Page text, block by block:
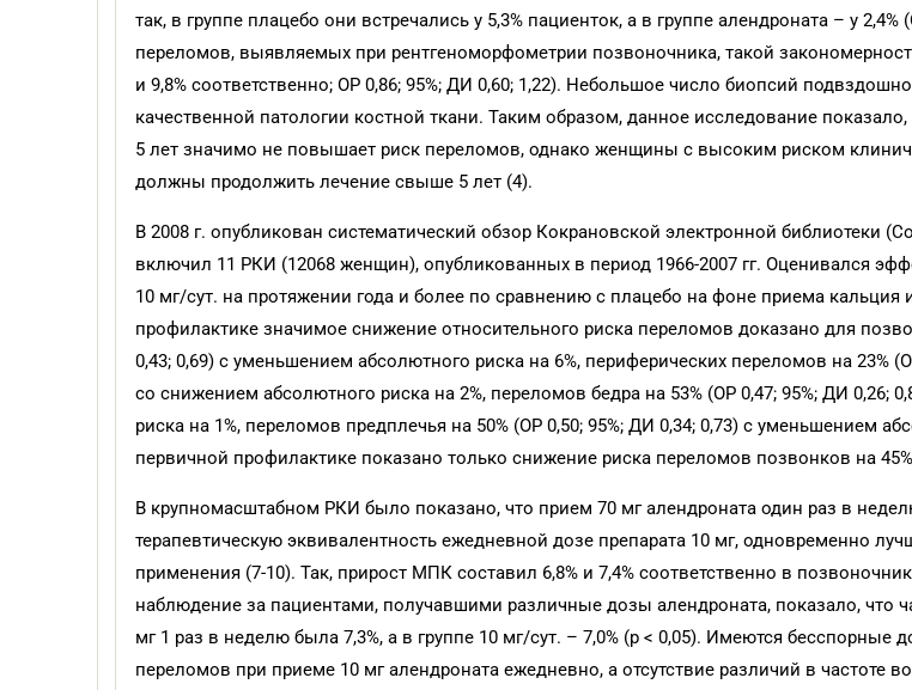
так, в группе плацебо они встречались у 5,3% пациенток, а в группе алендроната – у 2,4%
переломов, выявляемых при рентгеноморфометрии позвоночника, такой
и 9,8% соответственно; ОР 0,86; 95%; ДИ 0,60; 1,22). Небольшое число биопсий
качественной патологии костной ткани. Таким образом, данное исследование
5 лет значимо не повышает риск переломов, однако женщины с высоким риском
должны продолжить лечение свыше 5 лет (4).
В 2008 г. опубликован систематический обзор Кокрановской электронной библиотеки
включил 11 РКИ (12068 женщин), опубликованных в период 1966-2007 гг. Оценивался
10 мг/сут. на протяжении года и более по сравнению с плацебо на фоне приема кальция
профилактике значимое снижение относительного риска переломов доказано для
0,43; 0,69) с уменьшением абсолютного риска на 6%, периферических переломов на 23%
со снижением абсолютного риска на 2%, переломов бедра на 53% (ОР 0,47; 95%; ДИ 0,26;
риска на 1%, переломов предплечья на 50% (ОР 0,50; 95%; ДИ 0,34; 0,73) с уменьшением
первичной профилактике показано только снижение риска переломов позвонков на 45%
В крупномасштабном РКИ было показано, что прием 70 мг алендроната один раз в
терапевтическую эквивалентность ежедневной дозе препарата 10 мг, одновременно
применения (7-10). Так, прирост МПК составил 6,8% и 7,4% соответственно в
наблюдение за пациентами, получавшими различные дозы алендроната, показало, что
мг 1 раз в неделю была 7,3%, а в группе 10 мг/сут. – 7,0% (p < 0,05). Имеются бесспорные
переломов при приеме 10 мг алендроната ежедневно, а отсутствие различий в частоте